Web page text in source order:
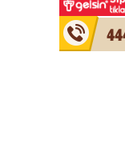
444 54 64